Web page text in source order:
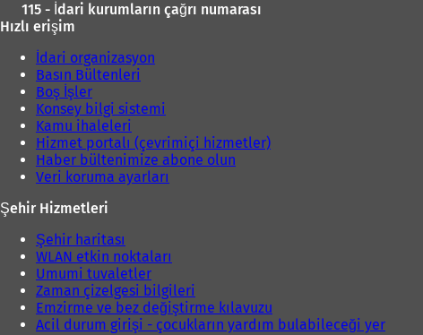
115 - İdari kurumların çağrı numarası
Hızlı erişim
İdari organizasyon
Basın Bültenleri
Boş İşler
Konsey bilgi sistemi
Kamu ihaleleri
Hizmet portalı (çevrimiçi hizmetler)
Haber bültenimize abone olun
Veri koruma ayarları
Şehir Hizmetleri
Şehir haritası
WLAN etkin noktaları
Umumi tuvaletler
Zaman çizelgesi bilgileri
Emzirme ve bez değiştirme kılavuzu
Acil durum girişi - çocukların yardım bulabileceği yer